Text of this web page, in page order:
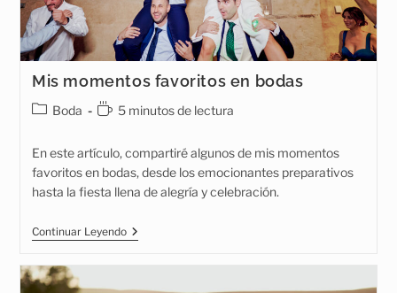
Mis momentos favoritos en bodas
Categoría
la
entrada:
Boda
Tiempo
lectura:
5 minutos de lectura
En este artículo, compartiré algunos de mis momentos
favoritos en bodas, desde los emocionantes preparativos
hasta la fiesta llena de alegría y celebración.
Continuar LeyendoMis
Momentos
Bodas